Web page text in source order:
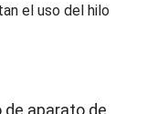
el uso del hilo
de aparato de